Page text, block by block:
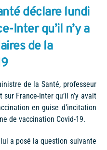
déclare lundi
Inter qu’il n’y a
de la
de la Santé, professeur
France-Inter qu’il n’y avait
en guise d’incitation
de vaccination Covid-19.
a posé la question suivante